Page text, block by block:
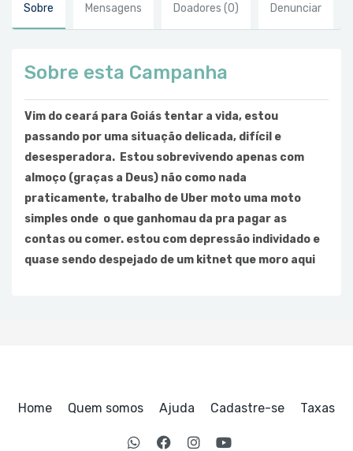
Sobre Mensagens Doadores (0) Denunciar
Sobre esta Campanha
Vim do ceará para Goiás tentar a vida, estou
passando por uma situação delicada, difícil e
desesperadora. Estou sobrevivendo apenas com
almoço (graças a Deus) não como nada
praticamente, trabalho de Uber moto uma moto
simples onde o que ganhomau da pra pagar as
contas ou comer. estou com depressão individado e
quase sendo despejado de um kitnet que moro aqui
Home Quem somos Ajuda Cadastre-se Taxas